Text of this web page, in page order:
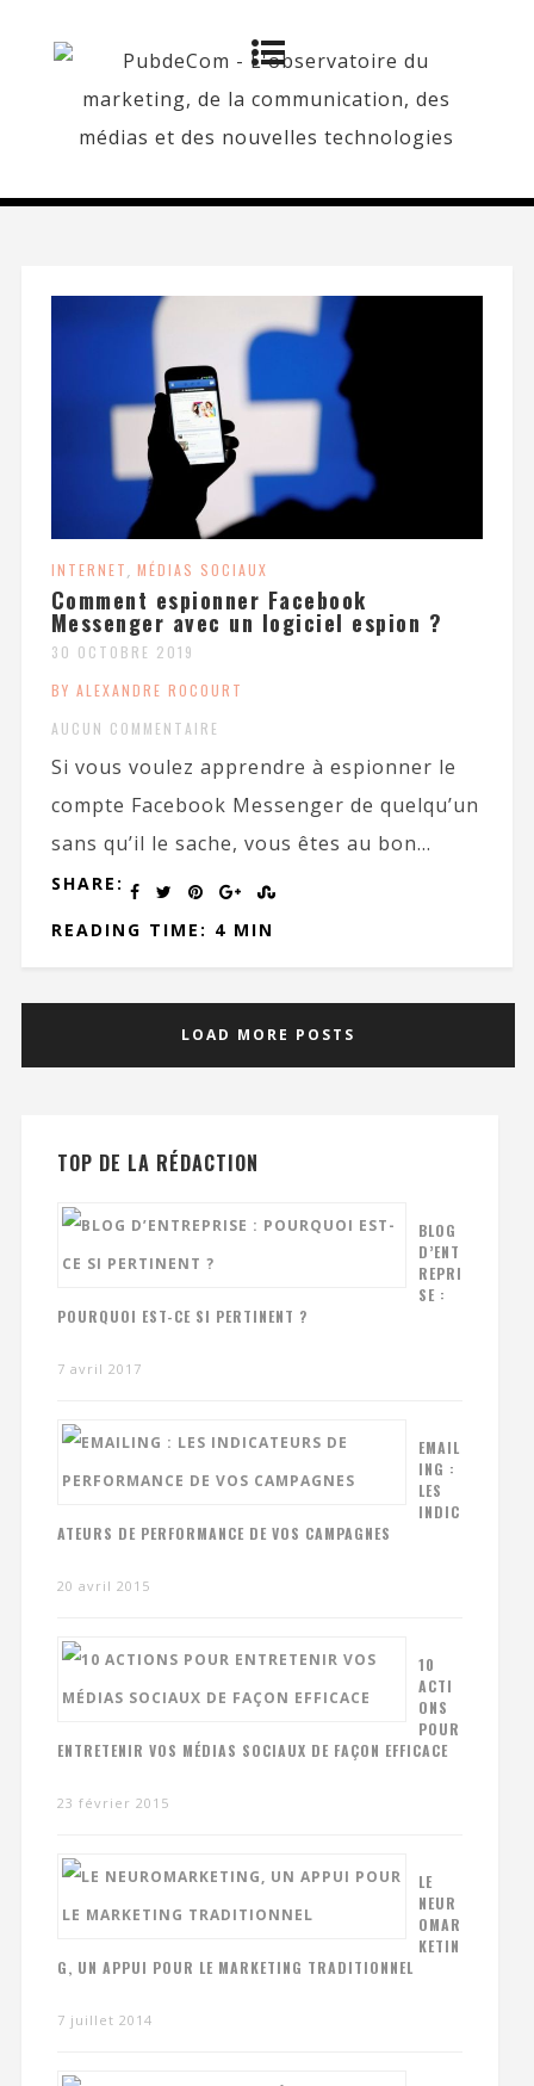
INTERNET MÉDIAS SOCIAUX
Comment espionner Facebook
Messenger avec un logiciel espion ?
30 OCTOBRE 2019
BY ALEXANDRE ROCOURT
AUCUN COMMENTAIRE
Si vous voulez apprendre à espionner le
compte Facebook Messenger de quelqu’un
sans qu’il le sache, vous êtes au bon...
SHARE:
READING TIME: 4 MIN
LOAD MORE POSTS
TOP DE LA RÉDACTION
BLOG
D’ENT
REPRI
SE :
POURQUOI EST-CE SI PERTINENT ?
7 avril 2017
EMAIL
ING :
LES
INDIC
ATEURS DE PERFORMANCE DE VOS CAMPAGNES
20 avril 2015
10
ACTI
ONS
POUR
ENTRETENIR VOS MÉDIAS SOCIAUX DE FAÇON EFFICACE
23 février 2015
LE
NEUR
OMAR
KETIN
G, UN APPUI POUR LE MARKETING TRADITIONNEL
7 juillet 2014